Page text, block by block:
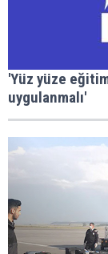
'Yüz yüze
uygulanmalı'